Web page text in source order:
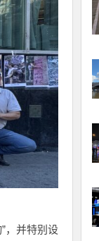
，并特别设